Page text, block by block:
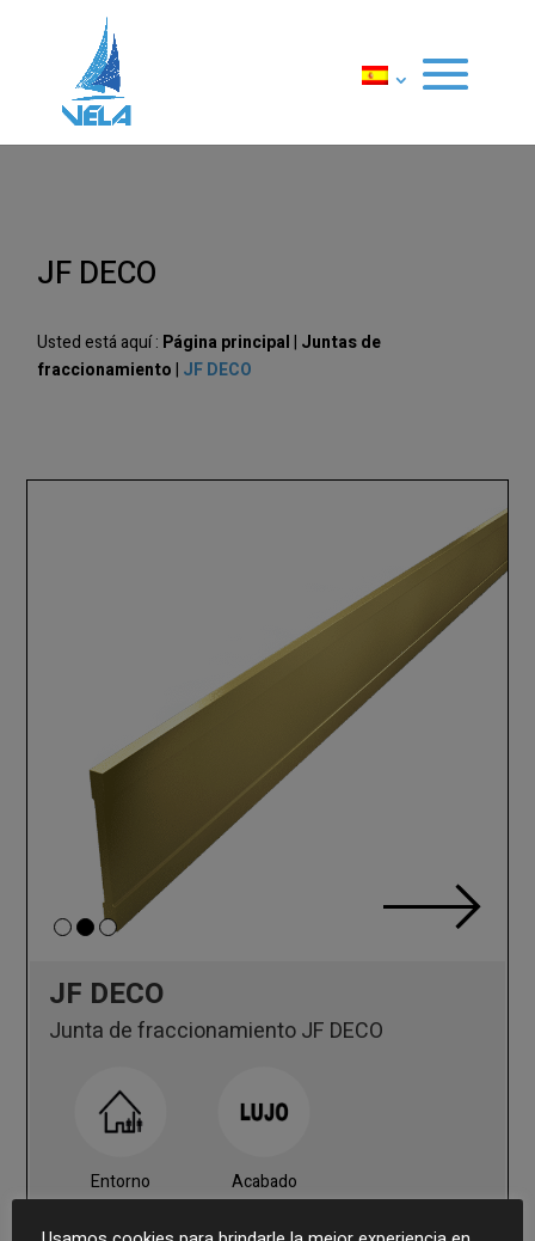
JF DECO
Usted está aquí : Página principal| Juntas de
fraccionamiento| JF DECO
JF DECO
Junta de fraccionamiento JF DECO
Entorno Acabado